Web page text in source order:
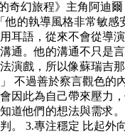
奇幻旅程》主角阿迪
他的執導風格非常敏感
耳語，從來不會從導
通。他的溝通不只是
演戲，所以像蘇瑞吉
不過善於察言觀色的
因此為自己帶來壓力
道他們的想法與需求
。 3.專注穩定 比起外